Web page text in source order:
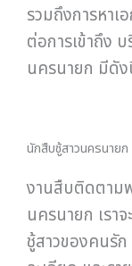
รวมถึงการหา
ต่อการเข้าถึง
นครนายก มีดั
นักสืบชู้สาวนครนายก
งานสืบติดตาม
นครนายก เรา
ชู้สาวของคนรั